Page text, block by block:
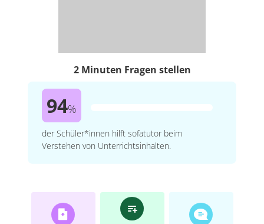
2 Minuten Fragen stellen
94%
der Schüler*innen hilft sofatutor beim
Verstehen von Unterrichtsinhalten.